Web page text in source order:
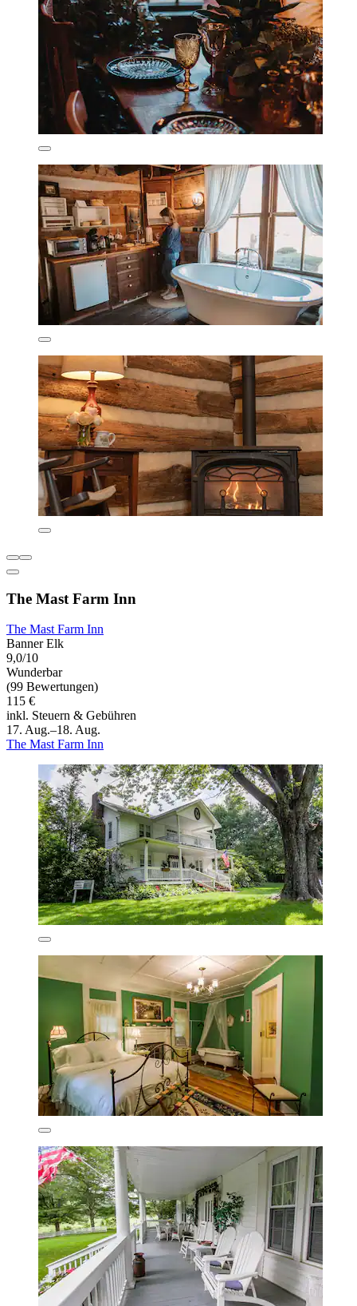
The Mast Farm Inn
The Mast Farm Inn
Banner Elk
9,0/10
Wunderbar
(99 Bewertungen)
115 €
inkl. Steuern & Gebühren
17. Aug.–18. Aug.
The Mast Farm Inn